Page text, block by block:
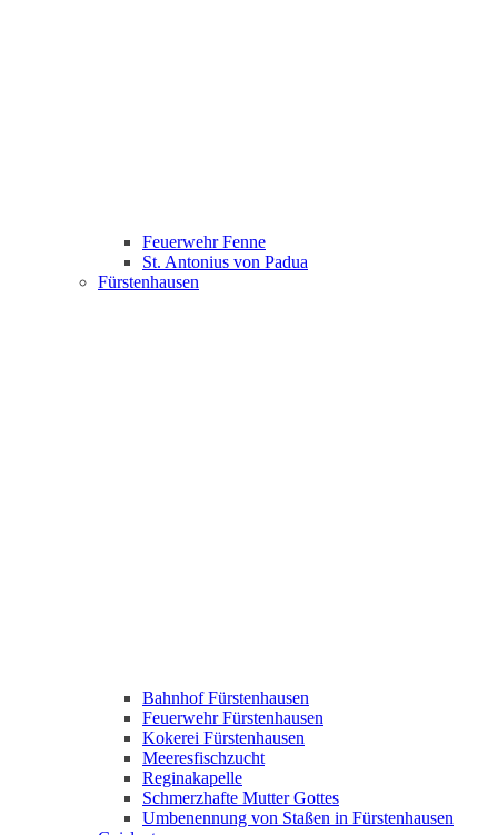
Feuerwehr Fenne
St. Antonius von Padua
Fürstenhausen
Bahnhof Fürstenhausen
Feuerwehr Fürstenhausen
Kokerei Fürstenhausen
Meeresfischzucht
Reginakapelle
Schmerzhafte Mutter Gottes
Umbenennung von Staßen in Fürstenhausen